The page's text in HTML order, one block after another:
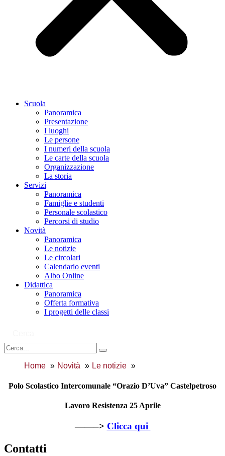
Scuola
Panoramica
Presentazione
I luoghi
Le persone
I numeri della scuola
Le carte della scuola
Organizzazione
La storia
Servizi
Panoramica
Famiglie e studenti
Personale scolastico
Percorsi di studio
Novità
Panoramica
Le notizie
Le circolari
Calendario eventi
Albo Online
Didattica
Panoramica
Offerta formativa
I progetti delle classi
Home Novità Le notizie
Polo Scolastico Intercomunale “Orazio D’Uva” Castelpetroso
Lavoro Resistenza 25 Aprile
——–> Clicca qui
Contatti